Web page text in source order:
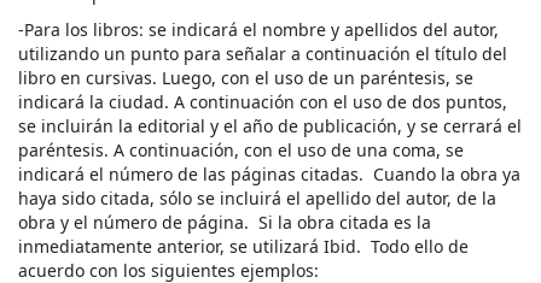
-Para los libros: se indicará el nombre y apellidos del autor,
utilizando un punto para señalar a continuación el título del
libro en cursivas. Luego, con el uso de un paréntesis, se
indicará la ciudad. A continuación con el uso de dos puntos,
se incluirán la editorial y el año de publicación, y se cerrará el
paréntesis. A continuación, con el uso de una coma, se
indicará el número de las páginas citadas. Cuando la obra ya
haya sido citada, sólo se incluirá el apellido del autor, de la
obra y el número de página. Si la obra citada es la
inmediatamente anterior, se utilizará Ibid. Todo ello de
acuerdo con los siguientes ejemplos: